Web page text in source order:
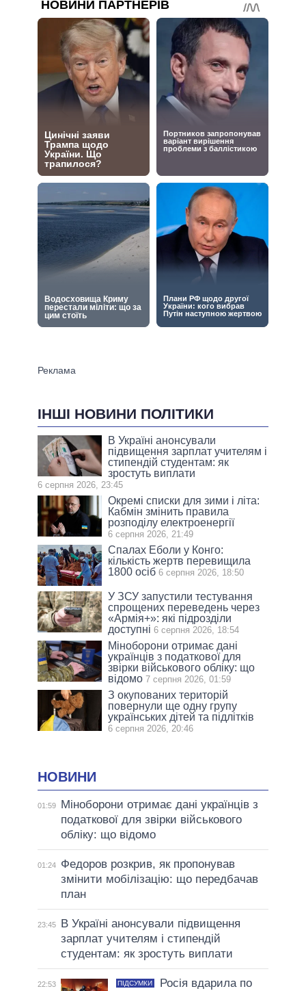
ІНШІ НОВИНИ ПОЛІТИКИ
В Україні анонсували
підвищення зарплат учителям і
стипендій студентам: як
зростуть виплати
6 серпня 2026, 23:45
Окремі списки для зими і літа:
Кабмін змінить правила
розподілу електроенергії
6 серпня 2026, 21:49
Спалах Еболи у Конго:
кількість жертв перевищила
1800 осіб 6 серпня 2026, 18:50
У ЗСУ запустили тестування
спрощених переведень через
«Армія+»: які підрозділи
доступні 6 серпня 2026, 18:54
Міноборони отримає дані
українців з податкової для
звірки військового обліку: що
відомо 7 серпня 2026, 01:59
З окупованих територій
повернули ще одну групу
українських дітей та підлітків
6 серпня 2026, 20:46
НОВИНИ
01:59
Міноборони отримає дані українців з
податкової для звірки військового
обліку: що відомо
01:24
Федоров розкрив, як пропонував
змінити мобілізацію: що передбачав
план
23:45
В Україні анонсували підвищення
зарплат учителям і стипендій
студентам: як зростуть виплати
22:53 ПІДСУМКИ
Росія вдарила по